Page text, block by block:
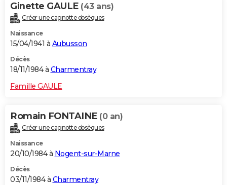
Ginette GAULE (43 ans)
Créer une cagnotte obsèques
Naissance
15/04/1941 à Aubusson
Décès
18/11/1984 à Charmentray
Famille GAULE
Romain FONTAINE (0 an)
Créer une cagnotte obsèques
Naissance
20/10/1984 à Nogent-sur-Marne
Décès
03/11/1984 à Charmentray